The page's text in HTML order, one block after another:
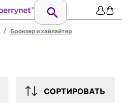
/ Бронзер и хайлайтер
СОРТИРОВАТЬ